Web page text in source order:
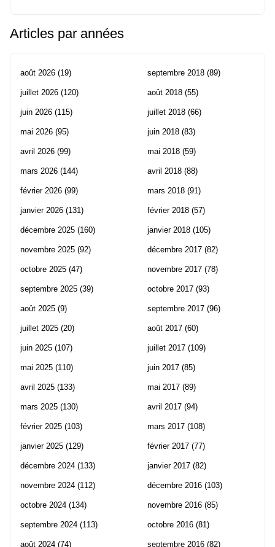
Articles par années
août 2026 (19)
juillet 2026 (120)
juin 2026 (115)
mai 2026 (95)
avril 2026 (99)
mars 2026 (144)
février 2026 (99)
janvier 2026 (131)
décembre 2025 (160)
novembre 2025 (92)
octobre 2025 (47)
septembre 2025 (39)
août 2025 (9)
juillet 2025 (20)
juin 2025 (107)
mai 2025 (110)
avril 2025 (133)
mars 2025 (130)
février 2025 (103)
janvier 2025 (129)
décembre 2024 (133)
novembre 2024 (112)
octobre 2024 (134)
septembre 2024 (113)
août 2024 (74)
septembre 2018 (89)
août 2018 (55)
juillet 2018 (66)
juin 2018 (83)
mai 2018 (59)
avril 2018 (88)
mars 2018 (91)
février 2018 (57)
janvier 2018 (105)
décembre 2017 (82)
novembre 2017 (78)
octobre 2017 (93)
septembre 2017 (96)
août 2017 (60)
juillet 2017 (109)
juin 2017 (85)
mai 2017 (89)
avril 2017 (94)
mars 2017 (108)
février 2017 (77)
janvier 2017 (82)
décembre 2016 (103)
novembre 2016 (85)
octobre 2016 (81)
septembre 2016 (82)